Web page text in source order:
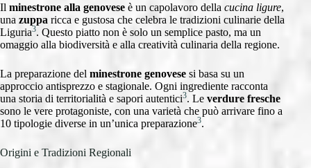
Il minestrone alla genovese è un capolavoro della cucina ligure,
una zuppa ricca e gustosa che celebra le tradizioni culinarie della
Liguria3. Questo piatto non è solo un semplice pasto, ma un
omaggio alla biodiversità e alla creatività culinaria della regione.
La preparazione del minestrone genovese si basa su un
approccio antisprezzo e stagionale. Ogni ingrediente racconta
una storia di territorialità e sapori autentici3. Le verdure fresche
sono le vere protagoniste, con una varietà che può arrivare fino a
10 tipologie diverse in un’unica preparazione3.
Origini e Tradizioni Regionali